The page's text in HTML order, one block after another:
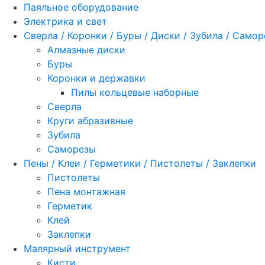
Паяльное оборудование
Электрика и свет
Сверла / Коронки / Буры / Диски / Зубила /
Алмазные диски
Буры
Коронки и державки
Пилы кольцевые наборные
Сверла
Круги абразивные
Зубила
Саморезы
Пены / Клеи / Герметики / Пистолеты / Заклепки
Пистолеты
Пена монтажная
Герметик
Клей
Заклепки
Малярный инструмент
Кисти